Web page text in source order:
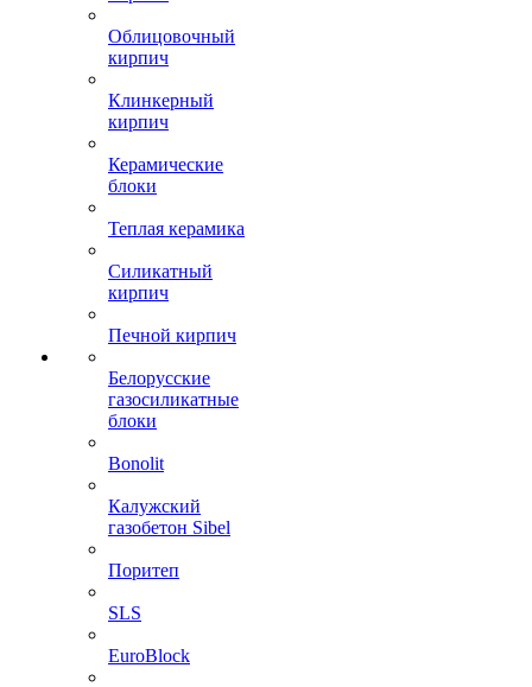
Облицовочный
кирпич
Клинкерный
кирпич
Керамические
блоки
Теплая керамика
Силикатный
кирпич
Печной кирпич
Белорусские
газосиликатные
блоки
Bonolit
Калужский
газобетон Sibel
Поритеп
SLS
EuroBlock